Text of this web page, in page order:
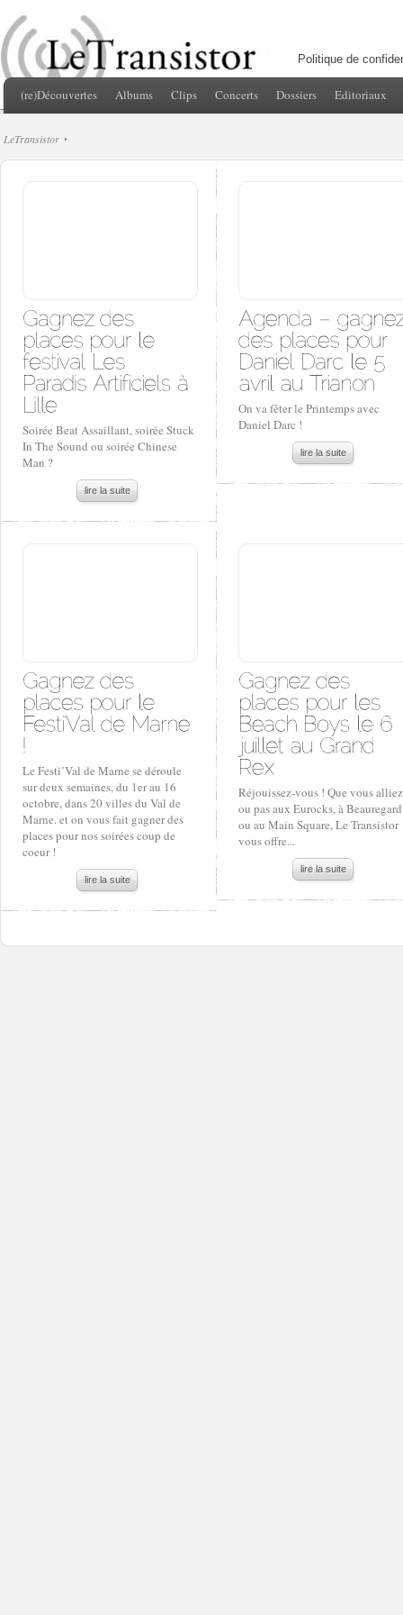
Politique de
(re)Découvertes Albums Clips Concerts Dossiers Editoriaux
LeTransistor
Soirée Beat Assaillant, soirée Stuck
In The Sound ou soirée Chinese
Man ?
lire la suite
On va fêter le Printemps avec
Daniel Darc !
lire la suite
Le Festi’Val de Marne se déroule
sur deux semaines, du 1er au 16
octobre, dans 20 villes du Val de
Marne. et on vous fait gagner des
places pour nos soirées coup de
coeur !
lire la suite
Réjouissez-vous ! Que vous alliez
ou pas aux Eurocks, à Beauregard
ou au Main Square, Le Transistor
vous offre...
lire la suite